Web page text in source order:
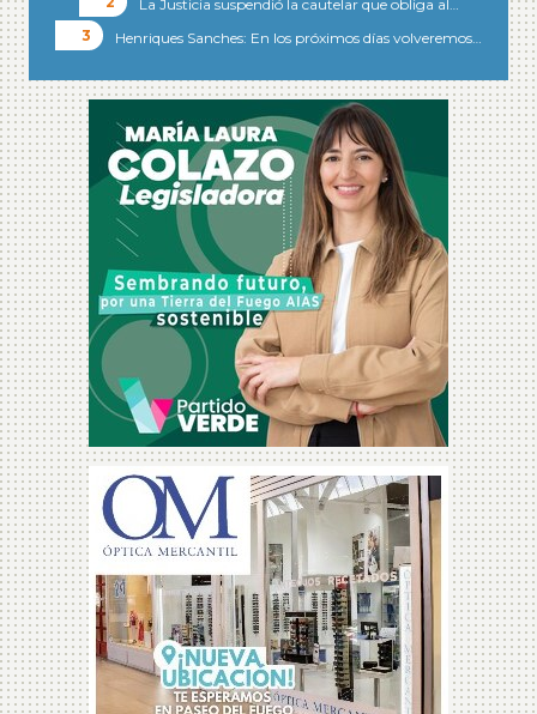
La Justicia suspendió la cautelar que obliga al…
Henriques Sanches: En los próximos días volveremos…